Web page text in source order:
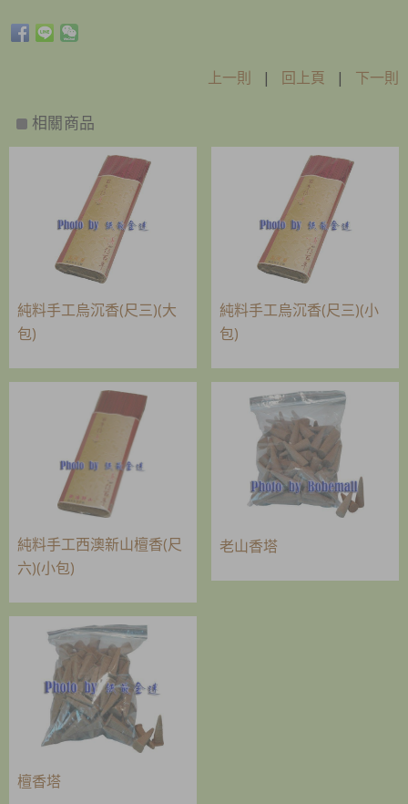
上一則 | 回上頁 | 下一則
相關商品
純料手工烏沉香(尺三)(大
包)
純料手工烏沉香(尺三)(小
包)
純料手工西澳新山檀香(尺
六)(小包)
老山香塔
檀香塔